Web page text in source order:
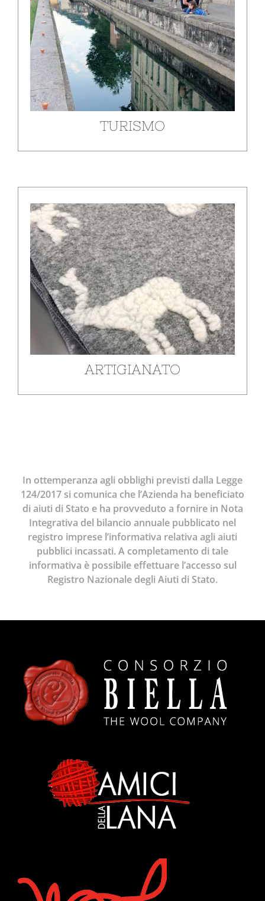
TURISMO
Passeggiate, esplorazioni e percorsi guidati alla
scoperta dei luoghi della lana e non solo!
SCOPRI DI PIÙ
ARTIGIANATO
Attività di artigianato locale ma non solo,
ecologiche ed ecosostenibili, per la difesa e la
valorizzazione di un prodotto unico al mondo.
SCOPRI DI PIÙ
In ottemperanza agli obblighi previsti dalla Legge
124/2017 si comunica che l’Azienda ha beneficiato
di aiuti di Stato e ha provveduto a fornire in Nota
Integrativa del bilancio annuale pubblicato nel
registro imprese l’informativa relativa agli aiuti
pubblici incassati. A completamento di tale
informativa è possibile effettuare l’accesso sul
Registro Nazionale degli Aiuti di Stato.